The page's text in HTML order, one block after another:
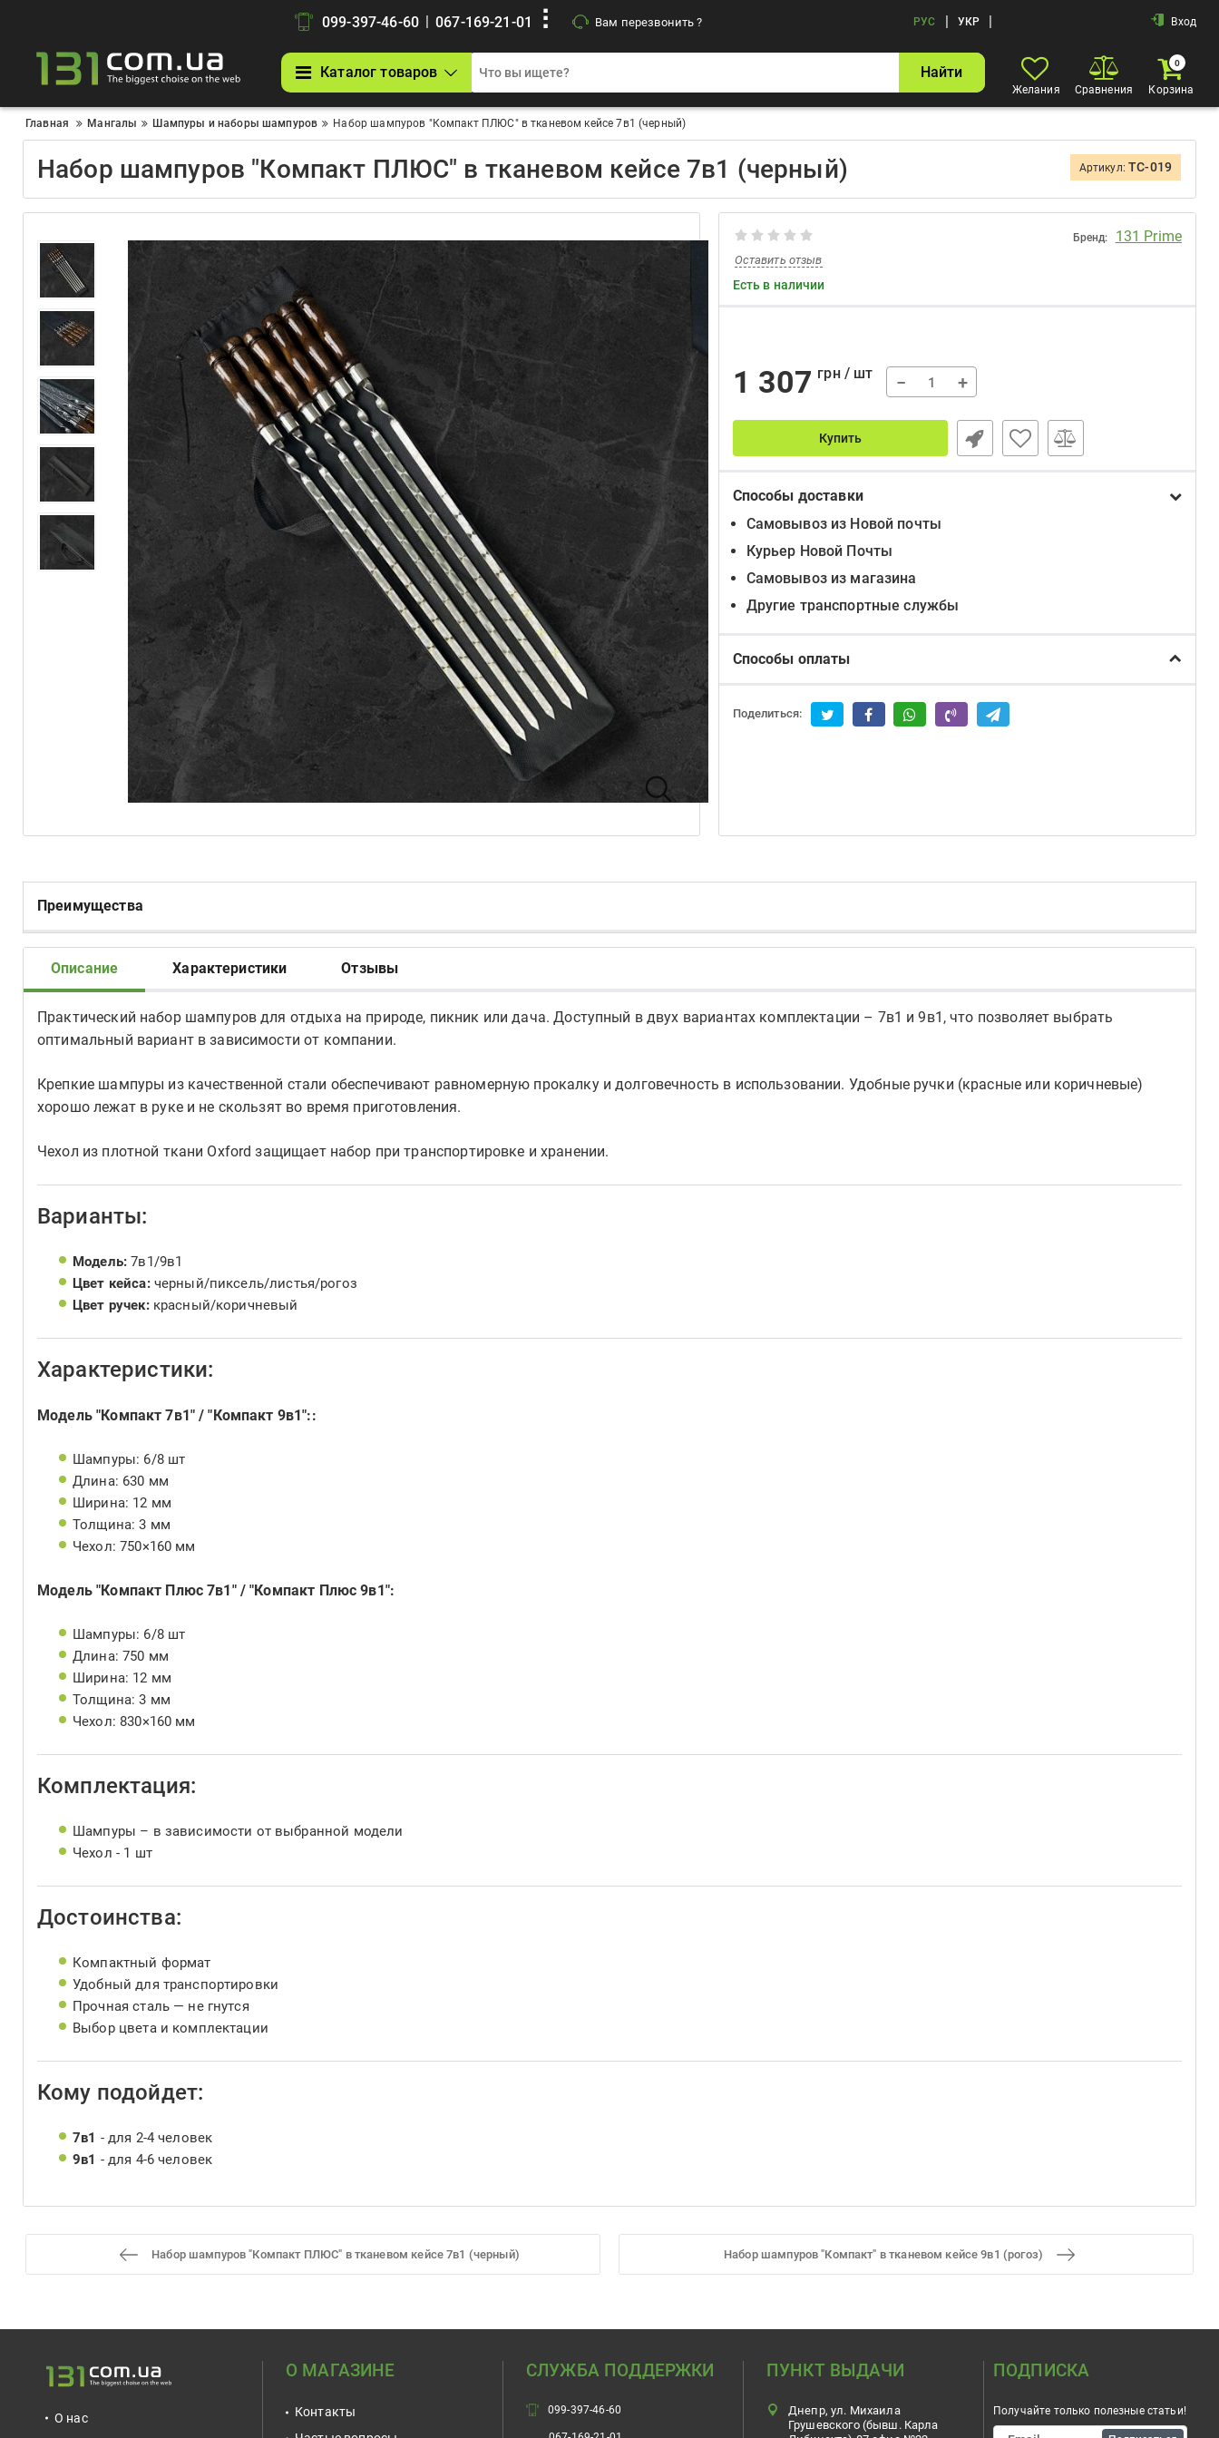
099-397-46-60 | 067-169-21-01 Вам перезвонить ? РУС | УКР | Вход
Каталог товаров Найти
Желания Сравнения
0
Корзина
Главная Мангалы Шампуры и наборы шампуров Набор шампуров "Компакт ПЛЮС" в тканевом кейсе 7в1 (черный)
Набор шампуров "Компакт ПЛЮС" в тканевом кейсе 7в1 (черный) Артикул:TC-019
Бренд: 131 Prime
Оставить отзыв
Есть в наличии
1 307 грн / шт − +
Купить
Способы доставки
Самовывоз из Новой почты
Курьер Новой Почты
Самовывоз из магазина
Другие транспортные службы
Способы оплаты
Поделиться:
Преимущества
Описание Характеристики Отзывы
Практический набор шампуров для отдыха на природе, пикник или дача. Доступный в двух вариантах комплектации – 7в1 и 9в1, что позволяет выбрать
оптимальный вариант в зависимости от компании.
Крепкие шампуры из качественной стали обеспечивают равномерную прокалку и долговечность в использовании. Удобные ручки (красные или коричневые)
хорошо лежат в руке и не скользят во время приготовления.
Чехол из плотной ткани Oxford защищает набор при транспортировке и хранении.
Варианты:
Модель: 7в1/9в1
Цвет кейса:черный/пиксель/листья/рогоз
Цвет ручек:красный/коричневый
Характеристики:
Модель "Компакт 7в1" / "Компакт 9в1"::
Шампуры: 6/8 шт
Длина: 630 мм
Ширина: 12 мм
Толщина: 3 мм
Чехол: 750×160 мм
Модель "Компакт Плюс 7в1" / "Компакт Плюс 9в1":
Шампуры: 6/8 шт
Длина: 750 мм
Ширина: 12 мм
Толщина: 3 мм
Чехол: 830×160 мм
Комплектация:
Шампуры – в зависимости от выбранной модели
Чехол - 1 шт
Достоинства:
Компактный формат
Удобный для транспортировки
Прочная сталь — не гнутся
Выбор цвета и комплектации
Кому подойдет:
7в1 - для 2-4 человек
9в1 - для 4-6 человек
Набор шампуров "Компакт ПЛЮС" в тканевом кейсе 7в1 (черный) Набор шампуров "Компакт" в тканевом кейсе 9в1 (рогоз)
О нас
О МАГАЗИНЕ
Контакты
СЛУЖБА ПОДДЕРЖКИ
099-397-46-60
ПУНКТ ВЫДАЧИ
Днепр, ул. Михаила
Грушевского (бывш. Карла
ПОДПИСКА
Получайте только полезные статьи!